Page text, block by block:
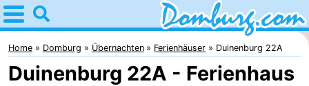
Home
Domburg
Tipps
Home Domburg Übernachten Ferienhäuser Duinenburg 22A
Duinenburg 22A - Ferienhaus